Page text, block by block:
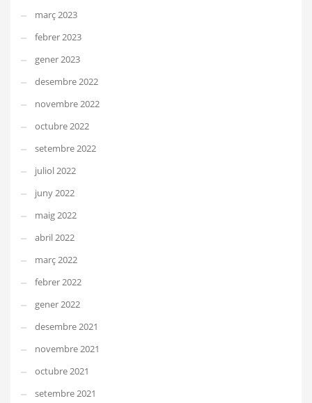
març 2023
febrer 2023
gener 2023
desembre 2022
novembre 2022
octubre 2022
setembre 2022
juliol 2022
juny 2022
maig 2022
abril 2022
març 2022
febrer 2022
gener 2022
desembre 2021
novembre 2021
octubre 2021
setembre 2021